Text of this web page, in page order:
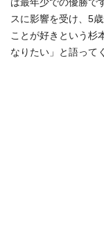
は最年少での優勝で
スに影響を受け、5
ことが好きという杉
なりたい」と語って